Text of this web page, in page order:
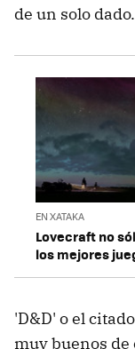
de un solo dado.
EN XATAKA
Lovecraft no
los mejores
'D&D' o el
muy buenos de